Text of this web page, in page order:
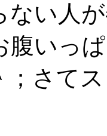
ない人
腹いっ
；さて